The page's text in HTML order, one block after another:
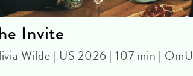
Invite
Wilde | US 2026 | 107 min | OmU